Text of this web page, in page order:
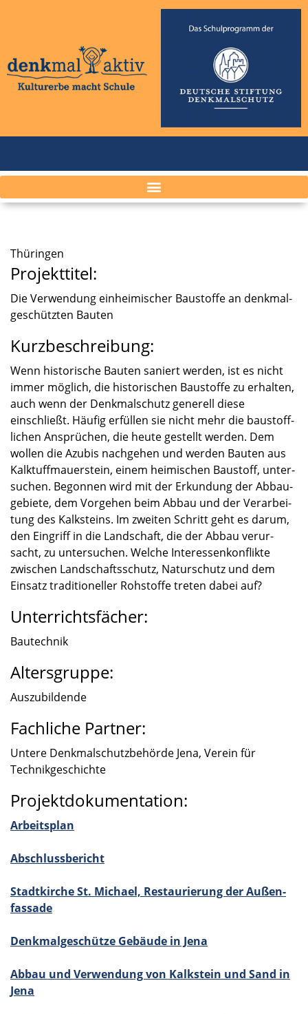
Thürin­gen
Projekttitel:
Die Verwen­dung einhei­mi­scher Baustoffe an denkmal­
ge­schütz­ten Bauten
Kurzbeschreibung:
Wenn histo­ri­sche Bauten saniert werden, ist es nicht
immer möglich, die histo­ri­schen Baustoffe zu erhal­ten,
auch wenn der Denkmal­schutz generell diese
einschließt. Häufig erfül­len sie nicht mehr die baustoff­
li­chen Ansprü­chen, die heute gestellt werden. Dem
wollen die Azubis nachge­hen und werden Bauten aus
Kalktuff­mau­er­stein, einem heimi­schen Baustoff, unter­
su­chen. Begon­nen wird mit der Erkun­dung der Abbau­
ge­biete, dem Vorge­hen beim Abbau und der Verar­bei­
tung des Kalksteins. Im zweiten Schritt geht es darum,
den Eingriff in die Landschaft, die der Abbau verur­
sacht, zu unter­su­chen. Welche Inter­es­sen­kon­flikte
zwischen Landschafts­schutz, Natur­schutz und dem
Einsatz tradi­tio­nel­ler Rohstoffe treten dabei auf?
Unterrichtsfächer:
Bautech­nik
Altersgruppe:
Auszu­bil­dende
Fachliche Partner:
Untere Denkmal­schutz­be­hörde Jena, Verein für
Technik­ge­schichte
Projektdokumentation:
Arbeits­plan
Abschluss­be­richt
Stadt­kir­che St. Michael, Restau­rie­rung der Außen­
fas­sade
Denkmal­ge­schütze Gebäude in Jena
Abbau und Verwen­dung von Kalkstein und Sand in
Jena